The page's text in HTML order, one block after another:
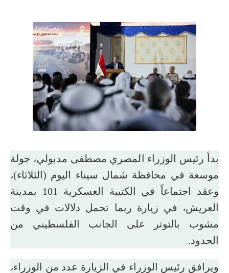
بدأ رئيس الوزراء المصري مصطفى مدبولي، جولة
موسعة في محافظة شمال سيناء اليوم (الثلاثاء)،
وعقد اجتماعاً في الكتيبة العسكرية 101 بمدينة
العريش، في زيارة ربما تحمل دلالات في وقت
مشوب بالتوتر على الجانب الفلسطيني من
الحدود.
ويرافق رئيس الوزراء في الزيارة عدد من الوزراء،